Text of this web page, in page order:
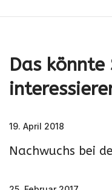
Das könnte
Nachwuchs bei
19. April 2018